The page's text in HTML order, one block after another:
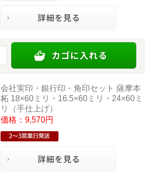
会社実印・銀行印・角印セット 薩摩本
柘 18×60ミリ・16.5×60ミリ・24×60ミ
リ（手仕上げ）
価格：9,570円